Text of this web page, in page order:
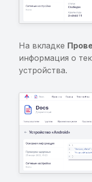
На вкладке
информация о
устройства.